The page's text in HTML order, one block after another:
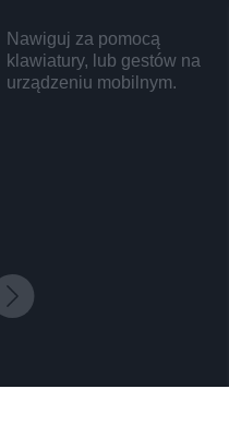
Nawiguj za pomocą
klawiatury, lub gestów na
urządzeniu mobilnym.